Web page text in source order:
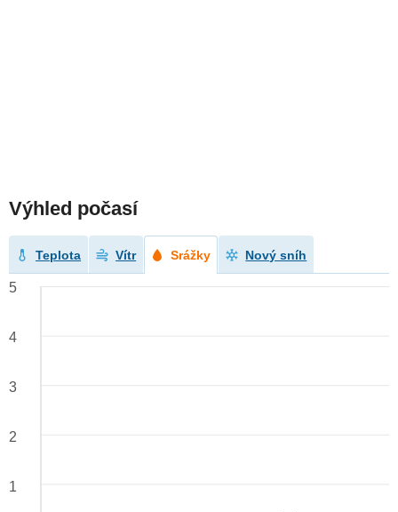
Výhled počasí
Teplota Vítr Srážky Nový sníh
5
4
3
2
1